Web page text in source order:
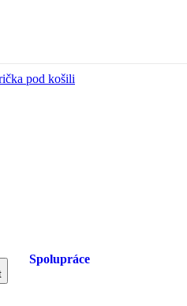
pod košili
Spolupráce